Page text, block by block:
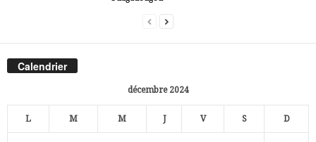
Calendrier
décembre 2024
L M M J V S D